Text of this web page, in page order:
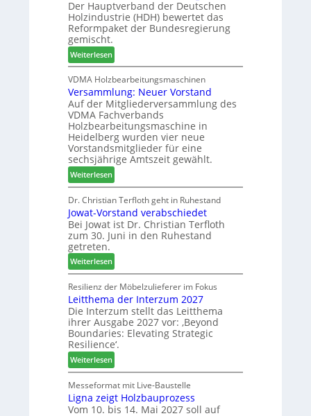
rn
2
0
2
6
B
e
s
u
c
h
e
r
z
a
h
l
e
n
t
b
o
t
h
i
l
t
b
e
P
r
o
u
k
t
s
u
c
e
Der Hauptverband der Deutschen
Holzindustrie (HDH) bewertet das
Reformpaket der Bundesregierung
gemischt.
Weiterlesen:
H
D
H
f
o
r
d
e
r
t
N
a
c
h
b
e
s
s
e
r
u
n
g
e
n
VDMA Holzbearbeitungsmaschinen
Versammlung: Neuer Vorstand
Auf der Mitgliederversammlung des
VDMA Fachverbands
Holzbearbeitungsmaschine in
Heidelberg wurden vier neue
Vorstandsmitglieder für eine
sechsjährige Amtszeit gewählt.
Weiterlesen:
V
e
r
s
a
m
l
u
n
g
:
N
e
u
e
r
V
o
Dr. Christian Terfloth geht in Ruhestand
Jowat-Vorstand verabschiedet
Bei Jowat ist Dr. Christian Terfloth
zum 30. Juni in den Ruhestand
getreten.
Weiterlesen:
J
o
w
a
t
-
V
o
r
s
t
a
Resilienz der Möbelzulieferer im Fokus
Leitthema der Interzum 2027
Die Interzum stellt das Leitthema
ihrer Ausgabe 2027 vor: ‚Beyond
Boundaries: Elevating Strategic
Resilience‘.
Weiterlesen:
L
e
i
t
Messeformat mit Live-Baustelle
Ligna zeigt Holzbauprozess
Vom 10. bis 14. Mai 2027 soll auf